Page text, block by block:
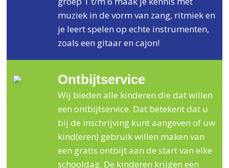
muziek in de vorm van zang, ritmiek en
je leert spelen op echte instrumenten,
zoals een gitaar en cajon!
Ontbijtservice
Wij bieden alle kinderen die dat willen
een ontbijtservice. Dat betekent dat u
bij de inschrijving kunt aangeven of uw
kind(eren) gebruik willen maken van
een gratis ontbijt aan de start van elke
schooldag. De kinderen krijgen een